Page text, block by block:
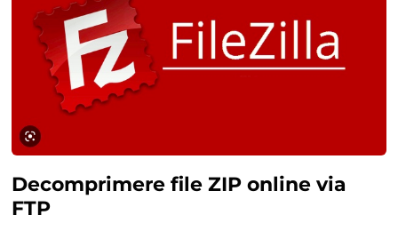
Decomprimere file ZIP online via
FTP